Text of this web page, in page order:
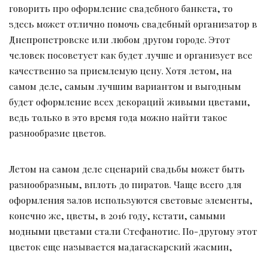
говорить про оформление свадебного банкета, то
здесь может отлично помочь свадебный организатор в
Днепропетровске или любом другом городе. Этот
человек посоветует как будет лучше и организует все
качественно за приемлемую цену. Хотя летом, на
самом деле, самым лучшим вариантом и выгодным
будет оформление всех декораций живыми цветами,
ведь только в это время года можно найти такое
разнообразие цветов.
Летом на самом деле сценарий свадьбы может быть
разнообразным, вплоть до пиратов. Чаще всего для
оформления залов используются световые элементы,
конечно же, цветы, в 2016 году, кстати, самыми
модными цветами стали Стефанотис. По-другому этот
цветок еще называется мадагаскарский жасмин,